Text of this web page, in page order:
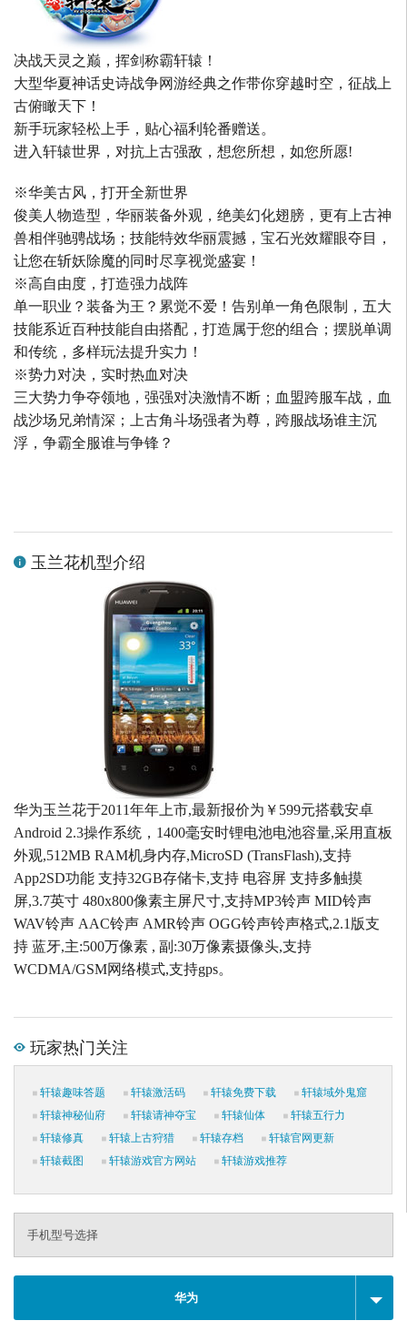
决战天灵之巅，挥剑称霸轩辕！
大型华夏神话史诗战争网游经典之作带你穿越时空，征战上
古俯瞰天下！
新手玩家轻松上手，贴心福利轮番赠送。
进入轩辕世界，对抗上古强敌，想您所想，如您所愿!
※华美古风，打开全新世界
俊美人物造型，华丽装备外观，绝美幻化翅膀，更有上古神
兽相伴驰骋战场；技能特效华丽震撼，宝石光效耀眼夺目，
让您在斩妖除魔的同时尽享视觉盛宴！
※高自由度，打造强力战阵
单一职业？装备为王？累觉不爱！告别单一角色限制，五大
技能系近百种技能自由搭配，打造属于您的组合；摆脱单调
和传统，多样玩法提升实力！
※势力对决，实时热血对决
三大势力争夺领地，强强对决激情不断；血盟跨服车战，血
战沙场兄弟情深；上古角斗场强者为尊，跨服战场谁主沉
浮，争霸全服谁与争锋？
玉兰花机型介绍
华为玉兰花于2011年年上市,最新报价为￥599元搭载安卓
Android 2.3操作系统，1400毫安时锂电池电池容量,采用直板
外观,512MB RAM机身内存,MicroSD (TransFlash),支持
App2SD功能 支持32GB存储卡,支持 电容屏 支持多触摸
屏,3.7英寸 480x800像素主屏尺寸,支持MP3铃声 MID铃声
WAV铃声 AAC铃声 AMR铃声 OGG铃声铃声格式,2.1版支
持 蓝牙,主:500万像素 , 副:30万像素摄像头,支持
WCDMA/GSM网络模式,支持gps。
玩家热门关注
轩辕趣味答题 轩辕激活码 轩辕免费下载
轩辕域外鬼窟
轩辕神秘仙府
轩辕请神夺宝 轩辕仙体
轩辕五行力
轩辕修真
轩辕上古狩猎 轩辕存档
轩辕官网更新
轩辕截图
轩辕游戏官方网站 轩辕游戏推荐
手机型号选择
华为